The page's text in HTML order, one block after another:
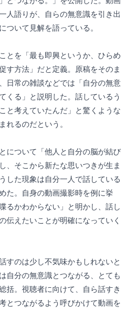
人語りが、自らの無意識を引き出
ついて見解を語っている。
とを「最も即興というか、ひらめ
す方法」だと定義。原稿をそのま
日常の雑談などでは「自分の無意
くる」と説明した。話しているう
と考えていたんだ」と驚くような
れるのだという。
について「他人と自分の脳が結び
、そこから新たな思いつきが生ま
した現象は自分一人で話している
た。自身の動画撮影時を例に挙
るかわからない」と明かし、話し
伝えたいことが明確になっていく
すのは少し不気味かもしれないと
自分の無意識とつながる、とても
括。視聴者に向けて、自ら話すき
とつながるよう呼びかけて動画を